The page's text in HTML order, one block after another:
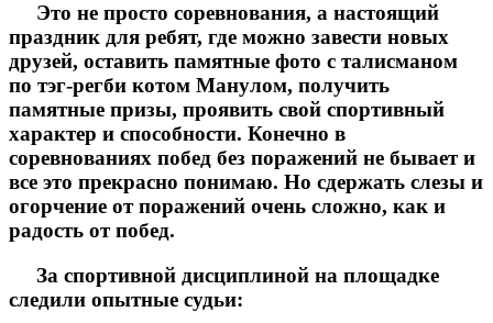
Это не просто соревнования, а настоящий
праздник для ребят, где можно завести новых
друзей, оставить памятные фото с талисманом
по тэг-регби котом Манулом, получить
памятные призы, проявить свой спортивный
характер и способности. Конечно в
соревнованиях побед без поражений не бывает и
все это прекрасно понимаю. Но сдержать слезы и
огорчение от поражений очень сложно, как и
радость от побед.
За спортивной дисциплиной на площадке
следили опытные судьи: